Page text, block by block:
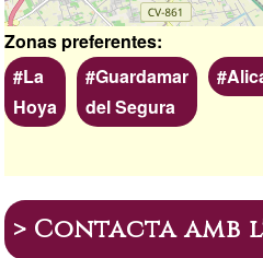
Zonas preferentes
La
Hoya
Guardamar
del Segura
> Contacta amb